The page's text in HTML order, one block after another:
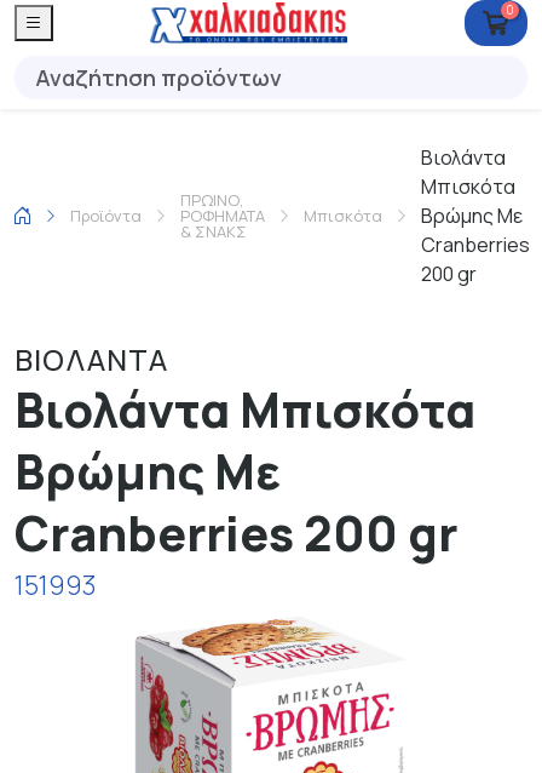
0
Προϊόντα
ΠΡΩΙΝΟ,
ΡΟΦΗΜΑΤΑ
& ΣΝΑΚΣ
Μπισκότα
Βιολάντα
Μπισκότα
Βρώμης Με
Cranberries
200 gr
ΒΙΟΛΑΝΤΑ
Βιολάντα Μπισκότα
Βρώμης Με
Cranberries 200 gr
151993